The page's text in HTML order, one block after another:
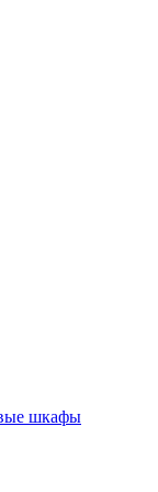
шкафы